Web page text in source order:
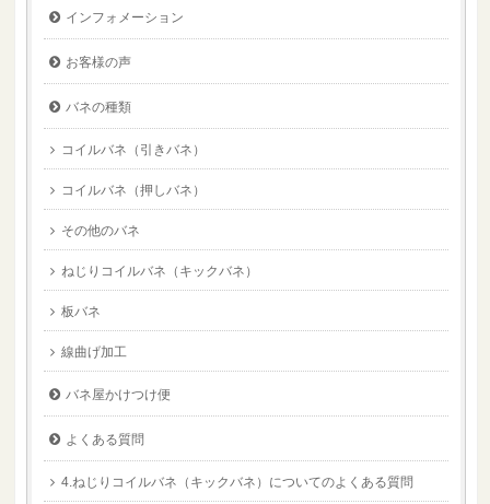
インフォメーション
お客様の声
バネの種類
コイルバネ（引きバネ）
コイルバネ（押しバネ）
その他のバネ
ねじりコイルバネ（キックバネ）
板バネ
線曲げ加工
バネ屋かけつけ便
よくある質問
4.ねじりコイルバネ（キックバネ）についてのよくある質問